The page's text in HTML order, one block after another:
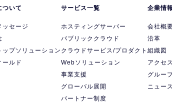
ついて
ッセージ
ップソリューション
ールド
サービス一覧
ホスティングサーバー
パブリッククラウド
クラウドサービス/プロダクト
Webソリューション
事業支援
グローバル展開
パートナー制度
企業情報
会社概
沿革
組織図
アクセス
グルー
ニュース